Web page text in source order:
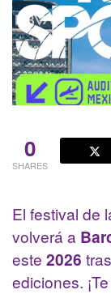
0
SHARES
El festival de
volverá a
este 2026
ediciones.